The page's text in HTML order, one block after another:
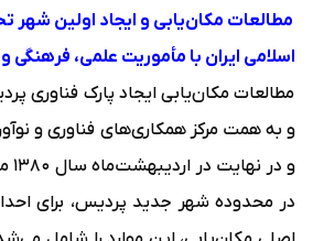
مطالعات مکان‌یابی و ایجاد اولین
اسلامی ایران با مأموریت علمی، فرهنگی
و به همت مرکز همکاری‌های فناوری و
و
در محدوده شهر جدید پردیس، برای